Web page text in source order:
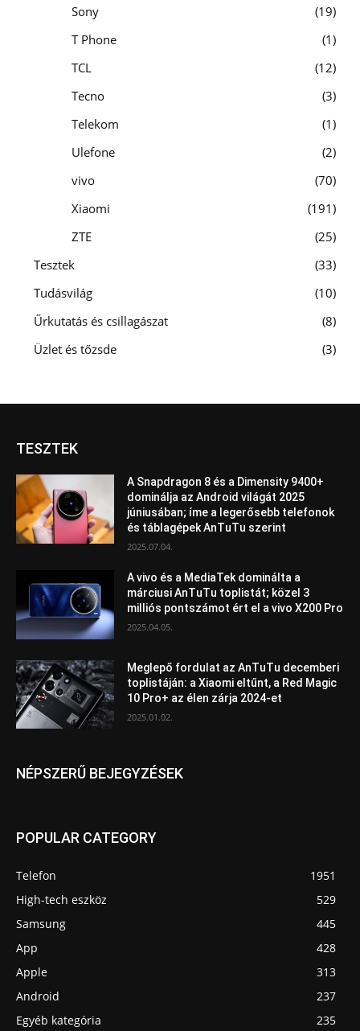
Sony
19
T Phone
1
TCL
12
Tecno
3
Telekom
1
Ulefone
2
vivo
70
Xiaomi
191
ZTE
25
Tesztek
33
Tudásvilág
10
Űrkutatás és csillagászat
8
Üzlet és tőzsde
3
TESZTEK
A Snapdragon 8 és a Dimensity 9400+
dominálja az Android világát 2025
júniusában; íme a legerősebb telefonok
és táblagépek AnTuTu szerint
2025.07.04.
A vivo és a MediaTek dominálta a
márciusi AnTuTu toplistát; közel 3
milliós pontszámot ért el a vivo X200 Pro
2025.04.05.
Meglepő fordulat az AnTuTu decemberi
toplistáján: a Xiaomi eltűnt, a Red Magic
10 Pro+ az élen zárja 2024-et
2025.01.02.
NÉPSZERŰ BEJEGYZÉSEK
POPULAR CATEGORY
Telefon
1951
High-tech eszköz
529
Samsung
445
App
428
Apple
313
Android
237
Egyéb kategória
235